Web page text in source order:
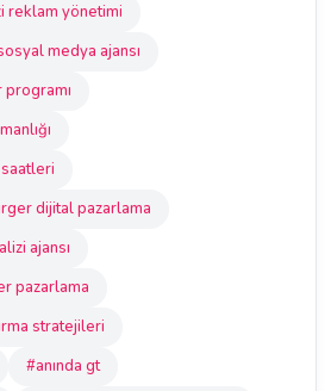
reklam yönetimi
medya ajansı
dijital pazarlama
ajansı
pazarlama
stratejileri
#anında gt